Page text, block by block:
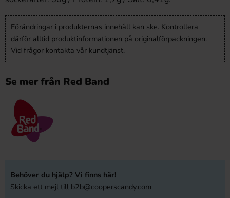
Förändringar i produkternas innehåll kan ske. Kontrollera
därför alltid produktinformationen på originalförpackningen.
Vid frågor kontakta vår kundtjänst.
Se mer från Red Band
Behöver du hjälp? Vi finns här!
Skicka ett mejl till b2b@cooperscandy.com